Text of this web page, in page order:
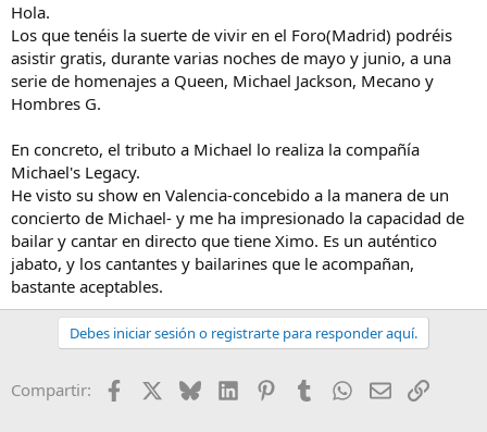
Hola.
Los que tenéis la suerte de vivir en el Foro(Madrid) podréis
asistir gratis, durante varias noches de mayo y junio, a una
serie de homenajes a Queen, Michael Jackson, Mecano y
Hombres G.
En concreto, el tributo a Michael lo realiza la compañía
Michael's Legacy.
He visto su show en Valencia-concebido a la manera de un
concierto de Michael- y me ha impresionado la capacidad de
bailar y cantar en directo que tiene Ximo. Es un auténtico
jabato, y los cantantes y bailarines que le acompañan,
bastante aceptables.
Debes iniciar sesión o registrarte para responder aquí.
Compartir: Facebook BlueskyLinkedInPinterestTumblr WhatsApp
EmailEnlace